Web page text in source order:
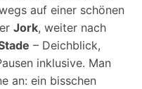
auf einer schönen
Jork, weiter nach
– Deichblick,
inklusive. Man
an: ein bisschen